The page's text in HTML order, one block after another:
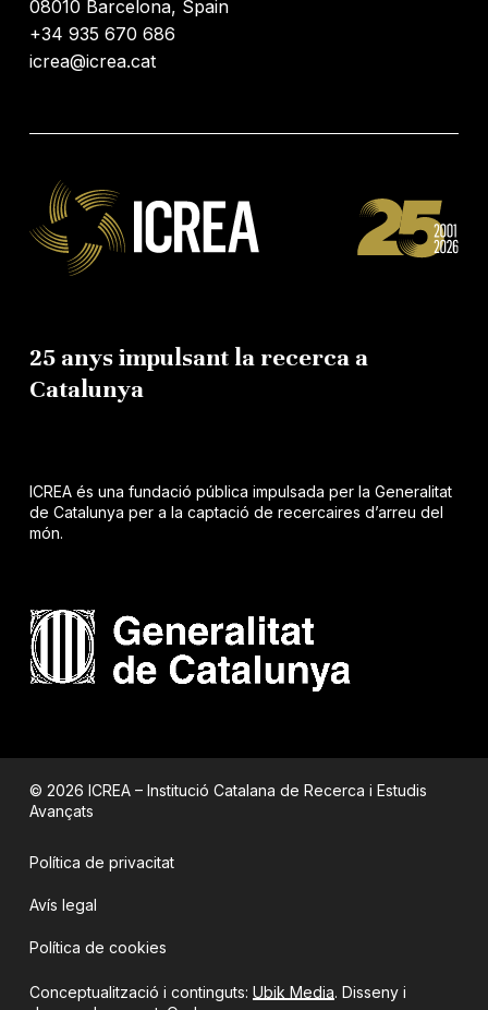
08010 Barcelona, Spain
+34 935 670 686
icrea@icrea.cat
25 anys impulsant la recerca a
Catalunya
ICREA és una fundació pública impulsada per la Generalitat
de Catalunya per a la captació de recercaires d’arreu del
món.
© 2026 ICREA – Institució Catalana de Recerca i Estudis
Avançats
Política de privacitat
Avís legal
Política de cookies
Conceptualització i continguts: Ubik Media. Disseny i